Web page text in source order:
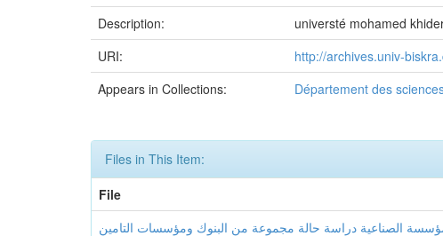
Description:
universté mohamed
URI:
http://archives.univ-
Appears in Collections:
Département des
Files in This Item:
File